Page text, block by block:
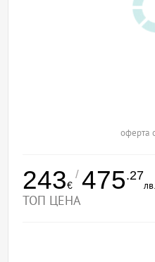
оферта
243€
/ 475.27
лв.
ТОП ЦЕНА